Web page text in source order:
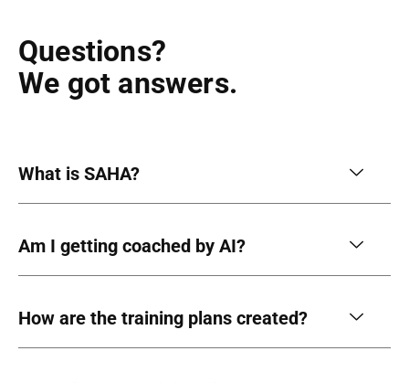
Questions?
We got answers.
What is SAHA?
Am I getting coached by AI?
How are the training plans created?